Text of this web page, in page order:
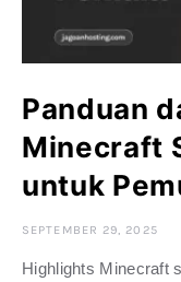
Panduan
Minecraft
untuk
SEPTEMBER 29, 2025
Highlights Minecraft